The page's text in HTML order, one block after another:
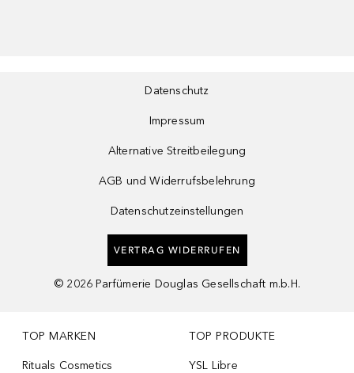
Datenschutz
Impressum
Alternative Streitbeilegung
AGB und Widerrufsbelehrung
Datenschutzeinstellungen
VERTRAG WIDERRUFEN
© 2026 Parfümerie Douglas Gesellschaft m.b.H.
TOP MARKEN
Rituals Cosmetics
TOP PRODUKTE
YSL Libre